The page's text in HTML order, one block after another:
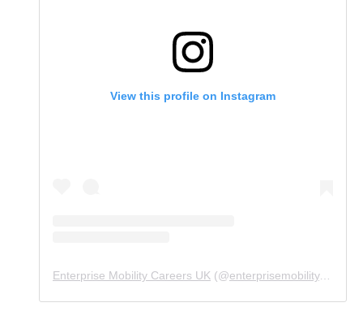
View this profile on Instagram
Enterprise Mobility Careers UK (@enterprisemobility.careers.uk